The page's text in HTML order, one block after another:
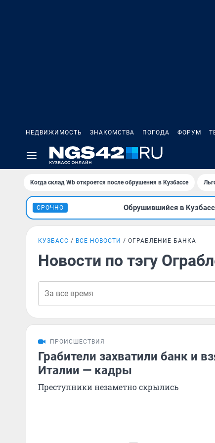
НЕДВИЖИМОСТЬ ЗНАКОМСТВА ПОГОДА ФОРУМ
Когда склад Wb откроется после обрушения в Кузбассе
СРОЧНО Обрушившийся в
КУЗБАСС ВСЕ НОВОСТИ ОГРАБЛЕНИЕ БАНКА
Новости по тэгу
ПРОИСШЕСТВИЯ
Грабители захватили банк и
Италии — кадры
Преступники незаметно скрылись